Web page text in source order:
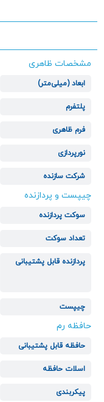
مشخصات ظاهری
ابعاد (میلی‌متر)
پلتفرم
فرم ظاهری
نورپردازی
شرکت سازنده
چیپست و پردازنده
سوکت پردازنده
تعداد سوکت
پردازنده قابل پشتیبانی
چیپست
حافظه رم
حافظه قابل پشتیبانی
اسلات حافظه
پیکربندی